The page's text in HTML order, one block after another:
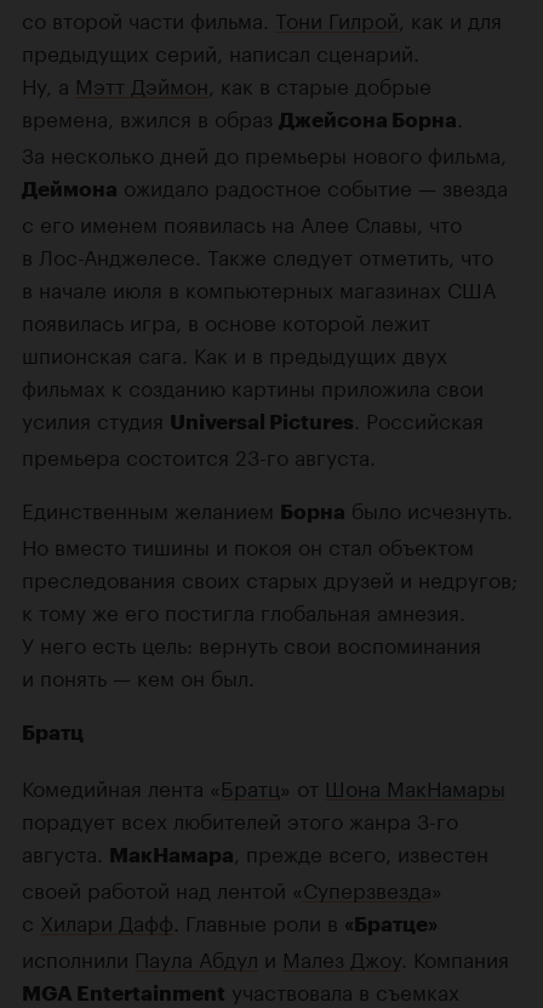
со второй части фильма. Тони Гилрой , как и для
предыдущих серий, написал сценарий.
Ну, а Мэтт Дэймон , как в старые добрые
времена, вжился в образ Джейсона Борна
За несколько дней до премьеры нового фильма,
Деймона ожидало радостное событие — звезда
с его именем появилась на Алее Славы, что
в Лос-Анджелесе . Также следует отметить, что
в начале июля в компьютерных магазинах США
появилась игра, в основе которой лежит
шпионская сага. Как и в предыдущих двух
фильмах к созданию картины приложила свои
усилия студия Universal Pictures
. Российская
премьера состоится 23-го августа.
Единственным желанием Борна было исчезнуть.
Но вместо тишины и покоя он стал объектом
преследования своих старых друзей и недругов;
к тому же его постигла глобальная амнезия.
У него есть цель: вернуть свои воспоминания
и понять — кем он был.
Братц
Комедийная лента «Братц» от Шона МакНамары
порадует всех любителей этого жанра 3-го
августа. МакНамара
, прежде всего, известен
своей работой над лентой «Суперзвезда»
с Хилари Дафф . Главные роли в «Братце»
исполнили Паула Абдул и Малез Джоу . Компания
MGA Entertainment участвовала в съемках